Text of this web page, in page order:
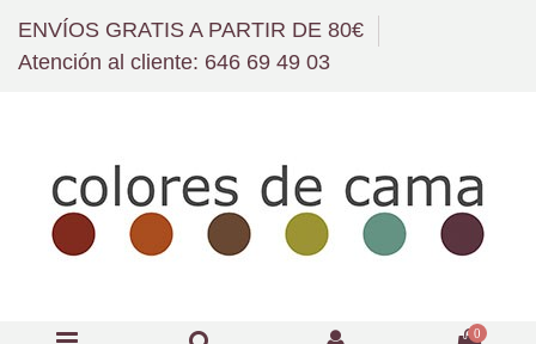
ENVÍOS GRATIS A PARTIR DE 80€
Atención al cliente: 646 69 49 03
0